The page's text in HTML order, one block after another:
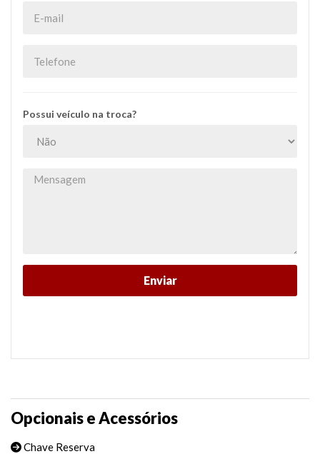
Possui veículo na troca?
Opcionais e Acessórios
Chave Reserva